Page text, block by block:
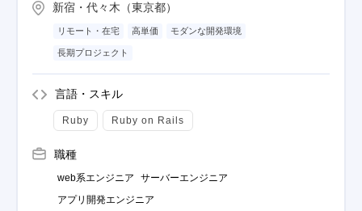
新宿・代々木（東京都）
リモート・在宅 高単価 モダンな開発環境
長期プロジェクト
言語・スキル
Ruby Ruby on Rails
職種
web系エンジニア
サーバーエンジニア
アプリ開発エンジニア